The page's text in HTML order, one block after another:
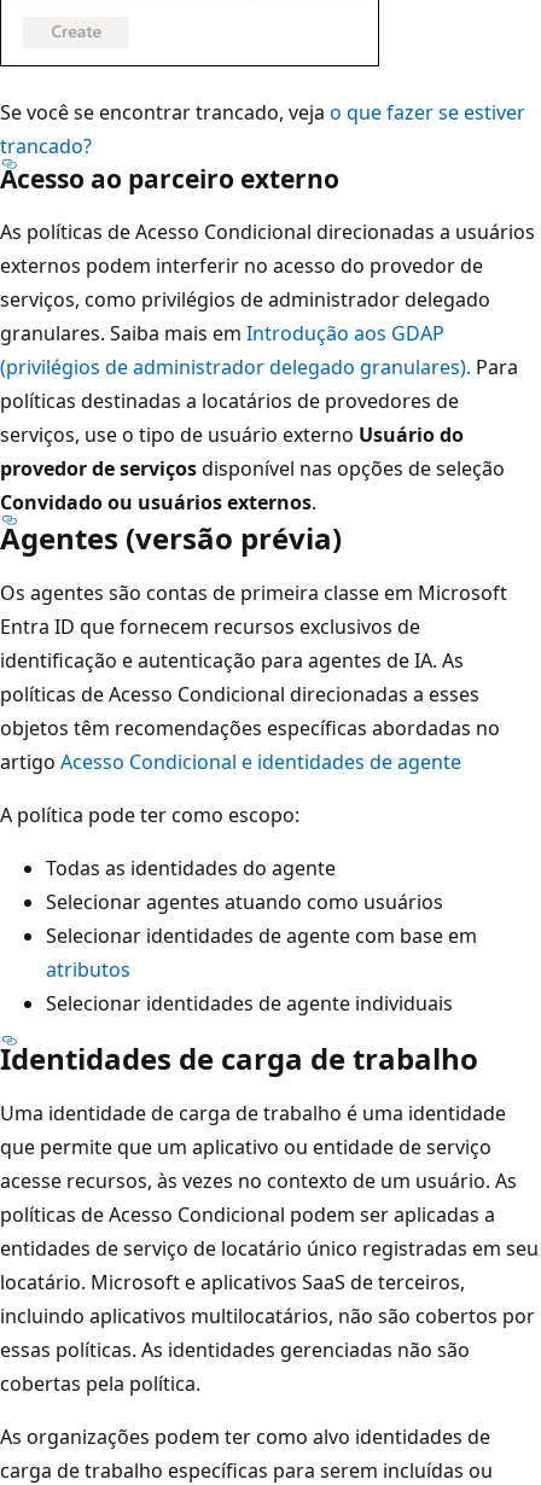
Se você se encontrar trancado, veja o que fazer se estiver
trancado?
Acesso ao parceiro externo
As políticas de Acesso Condicional direcionadas a usuários
externos podem interferir no acesso do provedor de
serviços, como privilégios de administrador delegado
granulares. Saiba mais em Introdução aos GDAP
(privilégios de administrador delegado granulares). Para
políticas destinadas a locatários de provedores de
serviços, use o tipo de usuário externo Usuário do
provedor de serviçosdisponível nas opções de seleção
Convidado ou usuários externos.
Agentes (versão prévia)
Os agentes são contas de primeira classe em Microsoft
Entra ID que fornecem recursos exclusivos de
identificação e autenticação para agentes de IA. As
políticas de Acesso Condicional direcionadas a esses
objetos têm recomendações específicas abordadas no
artigo Acesso Condicional e identidades de agente
A política pode ter como escopo:
Todas as identidades do agente
Selecionar agentes atuando como usuários
Selecionar identidades de agente com base em
atributos
Selecionar identidades de agente individuais
Identidades de carga de trabalho
Uma identidade de carga de trabalho é uma identidade
que permite que um aplicativo ou entidade de serviço
acesse recursos, às vezes no contexto de um usuário. As
políticas de Acesso Condicional podem ser aplicadas a
entidades de serviço de locatário único registradas em seu
locatário. Microsoft e aplicativos SaaS de terceiros,
incluindo aplicativos multilocatários, não são cobertos por
essas políticas. As identidades gerenciadas não são
cobertas pela política.
As organizações podem ter como alvo identidades de
carga de trabalho específicas para serem incluídas ou